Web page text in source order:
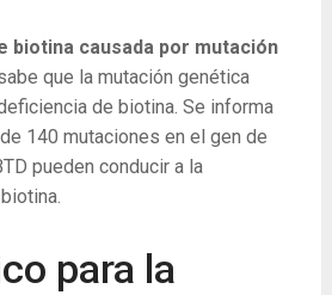
biotina causada por mutación
que la mutación genética
de biotina. Se informa
140 mutaciones en el gen de
pueden conducir a la
para la